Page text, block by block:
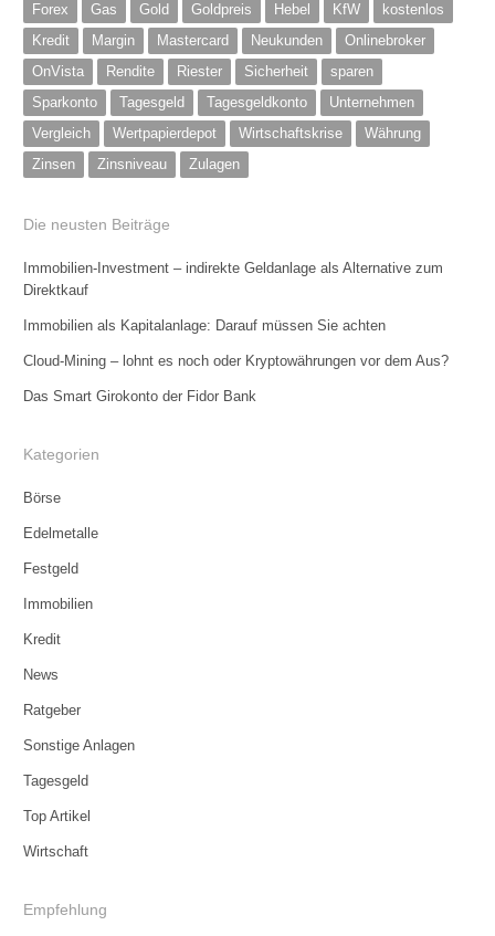
Forex
Gas Gold Goldpreis Hebel KfW
kostenlos
Kredit
Margin Mastercard Neukunden
Onlinebroker
OnVista
Rendite Riester Sicherheit
sparen
Sparkonto
Tagesgeld Tagesgeldkonto
Unternehmen
Vergleich
Wertpapierdepot Wirtschaftskrise
Währung
Zinsen
Zinsniveau Zulagen
Die neusten Beiträge
Immobilien-Investment – indirekte Geldanlage als Alternative zum
Direktkauf
Immobilien als Kapitalanlage: Darauf müssen Sie achten
Cloud-Mining – lohnt es noch oder Kryptowährungen vor dem Aus?
Das Smart Girokonto der Fidor Bank
Kategorien
Börse
Edelmetalle
Festgeld
Immobilien
Kredit
News
Ratgeber
Sonstige Anlagen
Tagesgeld
Top Artikel
Wirtschaft
Empfehlung